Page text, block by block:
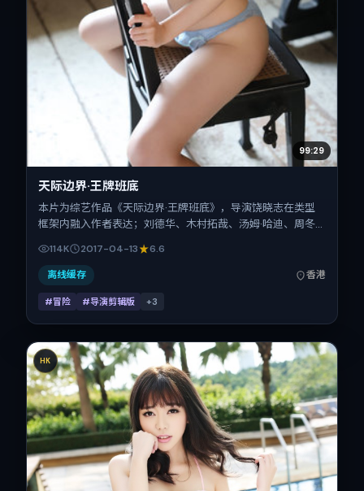
99:29
天际边界·王牌班底
本片为综艺作品《天际边界·王牌班底》，导演饶晓志在类型
框架内融入作者表达；刘德华、木村拓哉、汤姆·哈迪、周冬
险，主拍摄地与出品背景为中国香港。上映时间 2017年4月13
日（公映登记日 2017-04-13），全片109分钟，节奏张弛有
114K 2017-04-13 6.6
离线缓存 香港
#冒险 #导演剪辑版 +3
HK